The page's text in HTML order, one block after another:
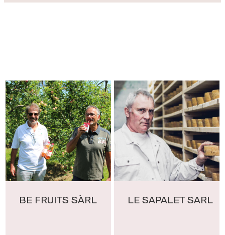
BE FRUITS SÀRL LE SAPALET SARL